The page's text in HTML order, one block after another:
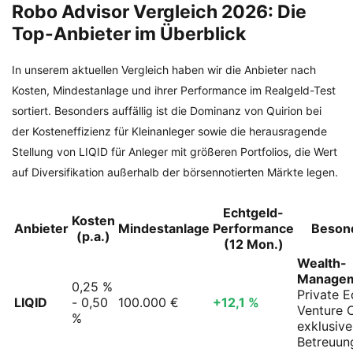
Robo Advisor Vergleich 2026: Die
Top-Anbieter im Überblick
In unserem aktuellen Vergleich haben wir die Anbieter nach
Kosten, Mindestanlage und ihrer Performance im Realgeld-Test
sortiert. Besonders auffällig ist die Dominanz von Quirion bei
der Kosteneffizienz für Kleinanleger sowie die herausragende
Stellung von LIQID für Anleger mit größeren Portfolios, die Wert
auf Diversifikation außerhalb der börsennotierten Märkte legen.
Anbieter Kosten
(p.a.)
Mindestanlage
Echtgeld-
Performance
(12 Mon.)
LIQID
0,25 %
- 0,50
%
100.000 € +12,1 %
Wealth-
Private
Venture
exklusive